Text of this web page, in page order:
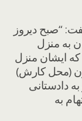
“صبح دیروز
به منزل
که ایشان منزل
(محل کارش)
دادستانی
به